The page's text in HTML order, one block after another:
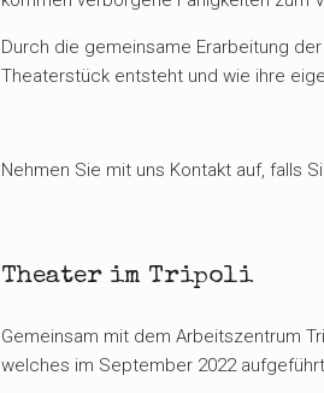
Durch die gemeinsame Erarbeitung
Theaterstück entsteht und wie ihre
Nehmen Sie mit uns Kontakt auf, falls
Theater im Tripoli
Gemeinsam mit dem Arbeitszentrum
welches im September 2022